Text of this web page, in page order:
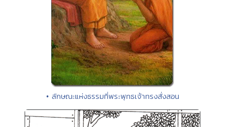
• ลักษณะแห่งธรรมที่พระพุทธเจ้าทรงสั่งสอน